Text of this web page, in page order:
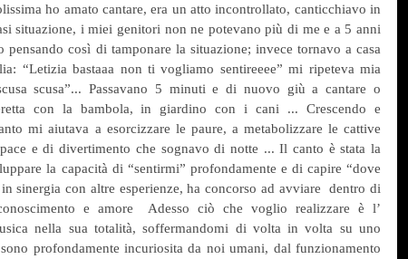
ho amato cantare, era un atto incontrollato, canticchiavo in
situazione, i miei genitori non ne potevano più di me e a 5 anni
così di tamponare la situazione; invece tornavo a casa
“Letizia bastaaa non ti vogliamo sentireeee” mi ripeteva mia
scusa”... Passavano 5 minuti e di nuovo giù a cantare o
con la bambola, in giardino con i cani ... Crescendo e
mi aiutava a esorcizzare le paure, a metabolizzare le cattive
e di divertimento che sognavo di notte ... Il canto è stata la
la capacità di “sentirmi” profondamente e di capire “dove
sinergia con altre esperienze, ha concorso ad avviare  dentro di
e amore  Adesso ciò che voglio realizzare è l’
nella sua totalità, soffermandomi di volta in volta su uno
profondamente incuriosita da noi umani, dal funzionamento